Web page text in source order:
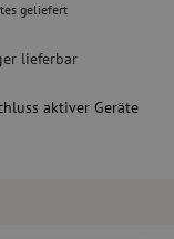
geliefert
lieferbar
aktiver Geräte